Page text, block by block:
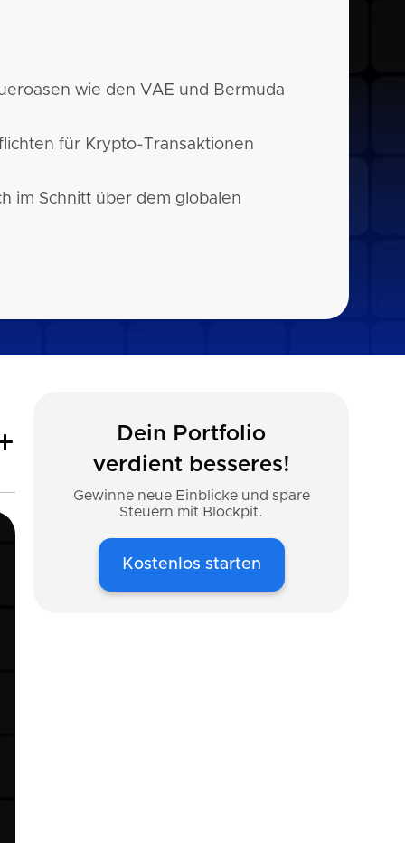
wie den VAE und Bermuda
für Krypto-Transaktionen
im Schnitt über dem globalen
Dein Portfolio
verdient besseres!
Gewinne neue Einblicke und spare
Steuern mit Blockpit.
Kostenlos starten